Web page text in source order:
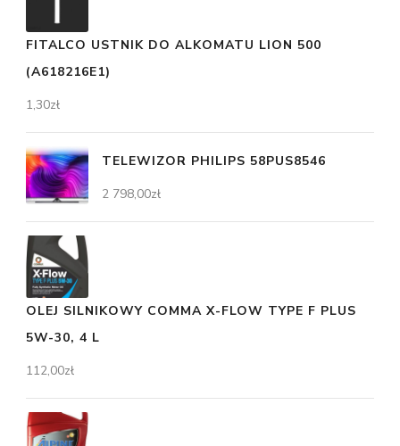
FITALCO USTNIK DO ALKOMATU LION 500
(A618216E1)
1,30zł
TELEWIZOR PHILIPS 58PUS8546
2 798,00zł
OLEJ SILNIKOWY COMMA X-FLOW TYPE F PLUS
5W-30, 4 L
112,00zł